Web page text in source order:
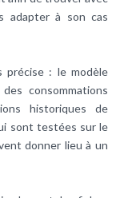
adapter à son cas
précise : le modèle
consommations
historiques de
sont testées sur le
donner lieu à un